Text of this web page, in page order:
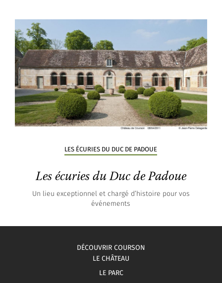
LES ÉCURIES DU DUC DE PADOUE
Les écuries du Duc de Padoue
Un lieu exceptionnel et chargé d’histoire pour vos
événements
DÉCOUVRIR COURSON
LE CHÂTEAU
LE PARC